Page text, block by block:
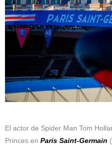
El actor de Spider Man Tom
Princes en Paris Saint-Germain